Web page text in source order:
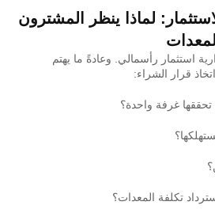
لماذا ينظر المشترون
استثمار رأسمالي. وعادةً ما يهتم
قرار الشراء:
تحققها غرفة واحدة؟
تكلفة المعدات؟